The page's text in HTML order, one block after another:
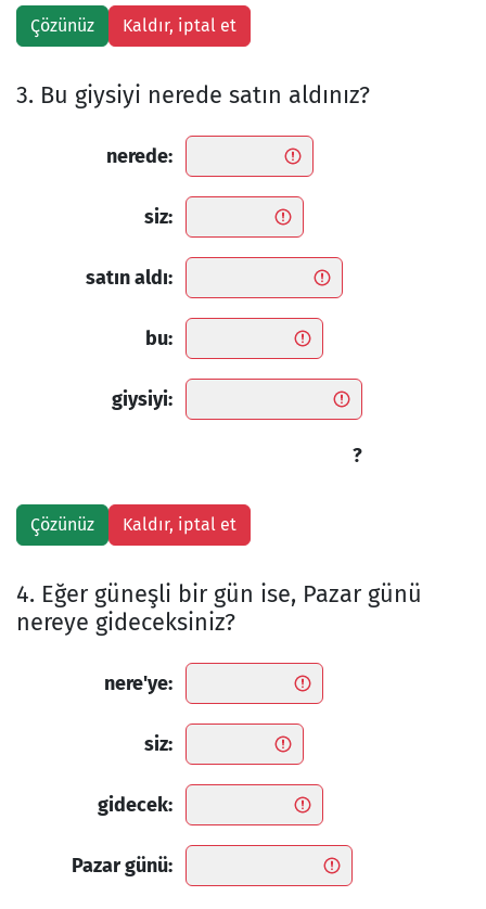
3. Bu giysiyi nerede satın aldınız?
nerede:
siz:
satın aldı:
bu:
giysiyi:
?
4. Eğer güneşli bir gün ise, Pazar günü
nereye gideceksiniz?
nere'ye:
siz:
gidecek:
Pazar günü: